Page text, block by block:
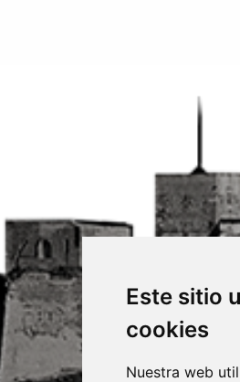
Este sitio
cookies
Nuestra web